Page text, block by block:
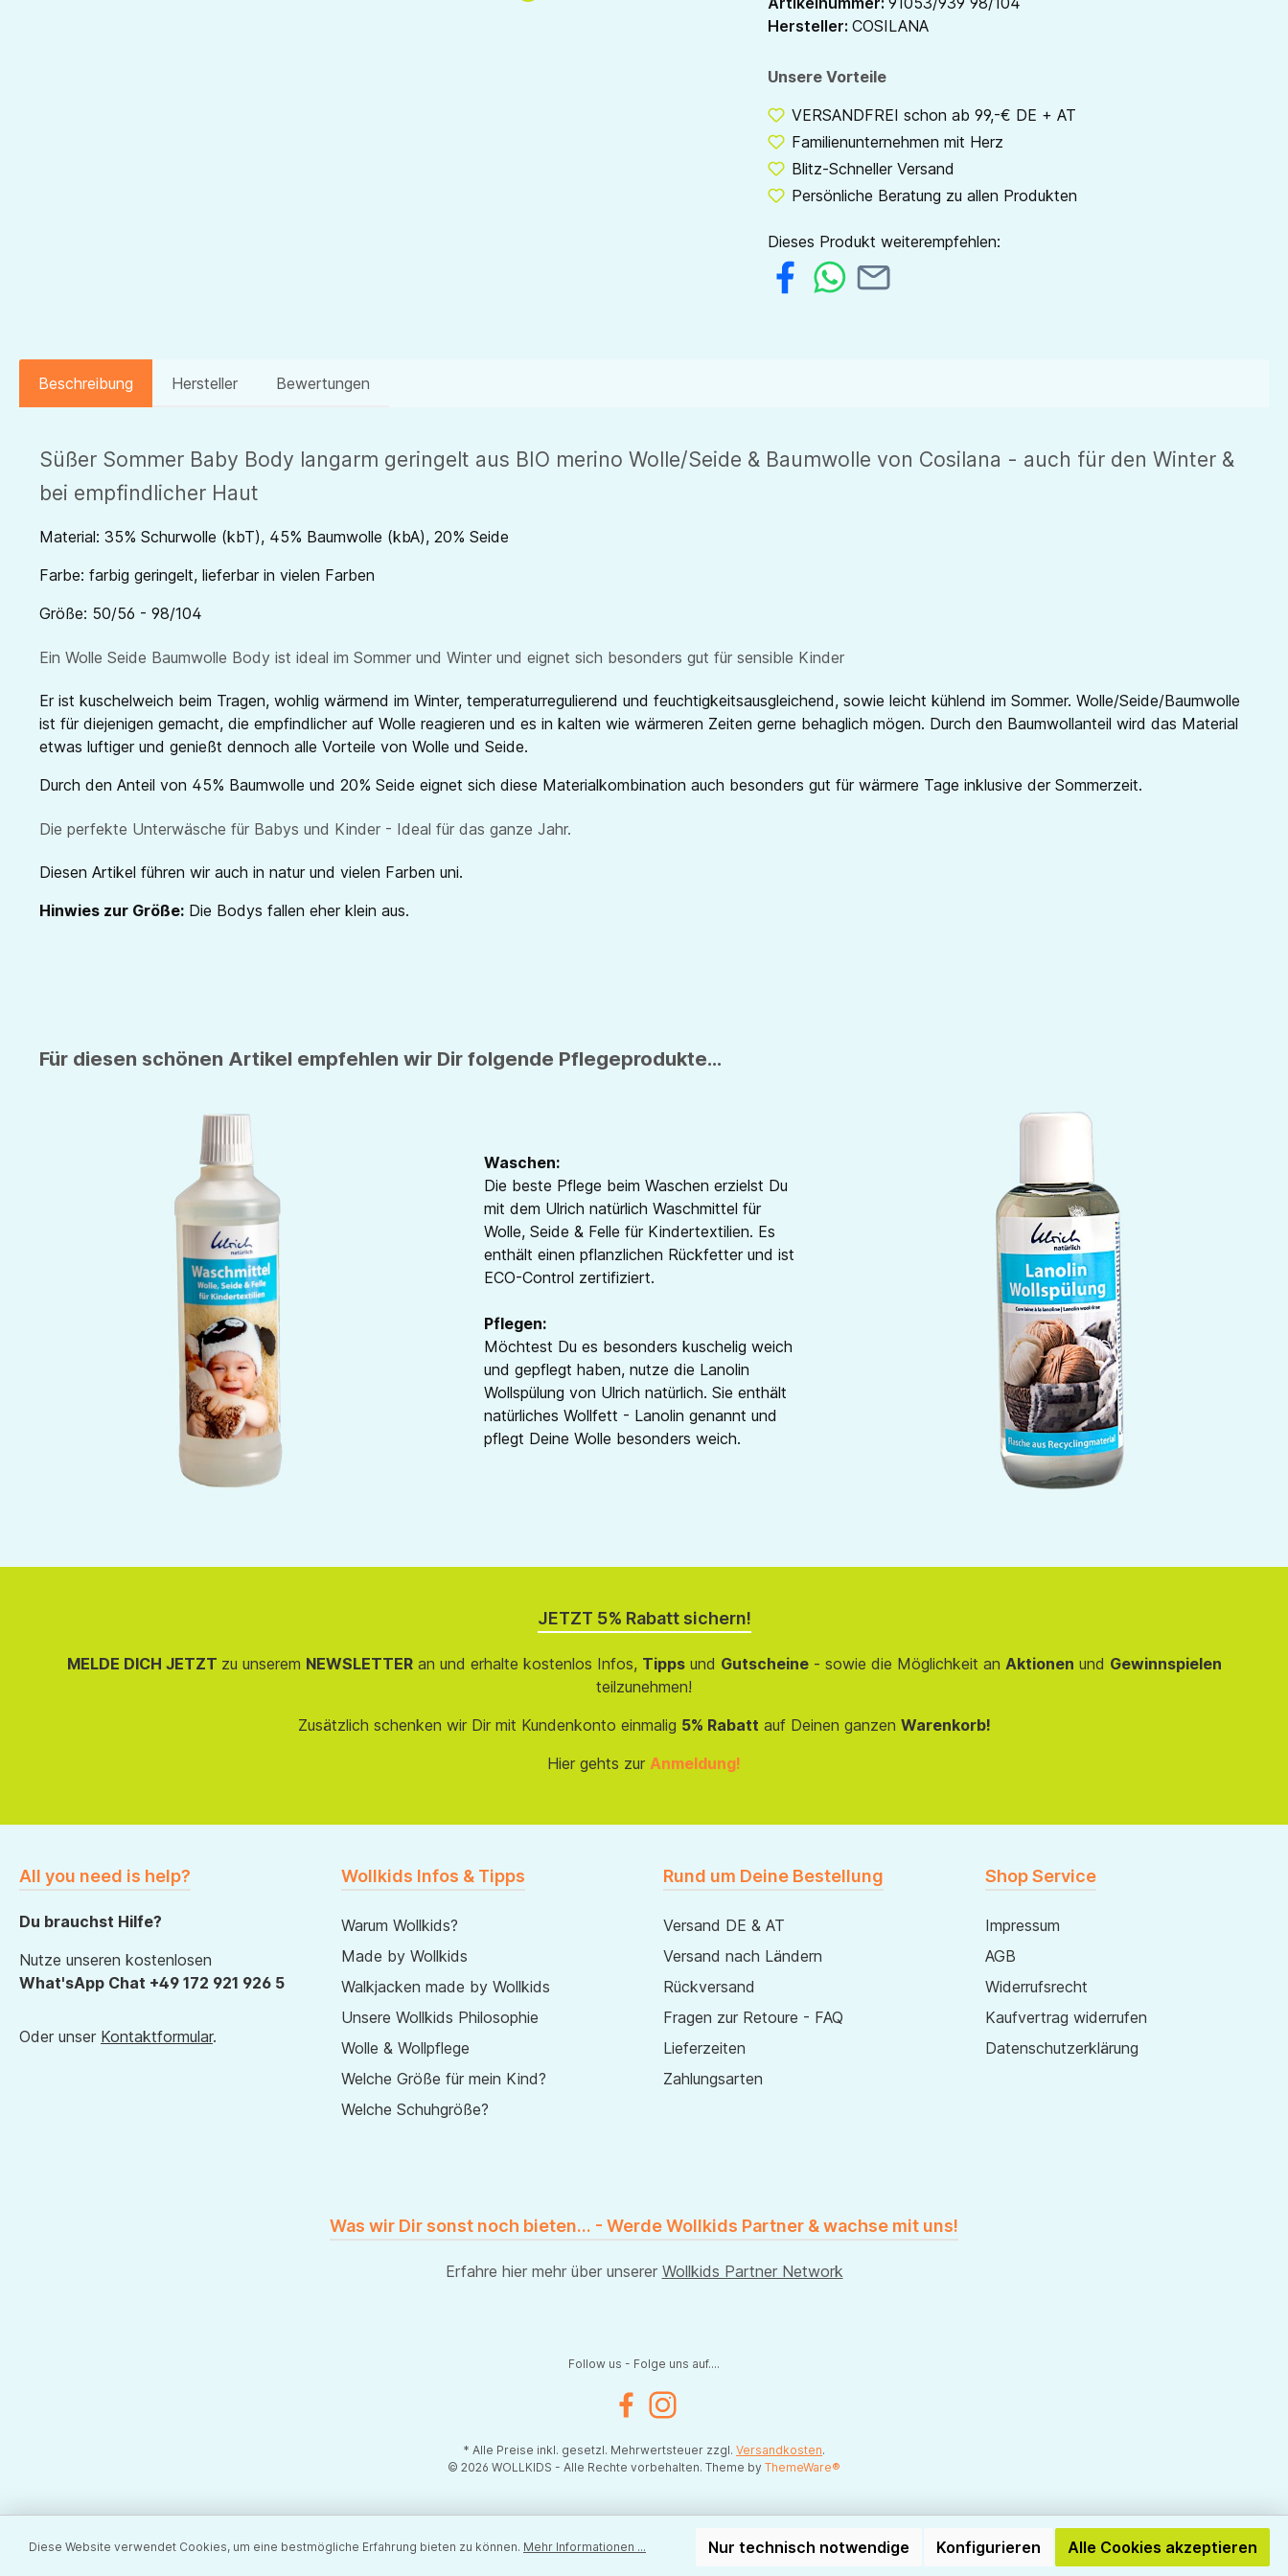
Hersteller: COSILANA
Unsere Vorteile
VERSANDFREI schon ab 99,-€ DE + AT
Familienunternehmen mit Herz
Blitz-Schneller Versand
Persönliche Beratung zu allen Produkten
Dieses Produkt weiterempfehlen:
Beschreibung Hersteller Bewertungen
Süßer Sommer Baby Body langarm geringelt aus BIO merino Wolle/Seide & Baumwolle von Cosilana - auch für den Winter &
bei empfindlicher Haut
Material: 35% Schurwolle (kbT), 45% Baumwolle (kbA), 20% Seide
Farbe: farbig geringelt, lieferbar in vielen Farben
Größe: 50/56 - 98/104
Ein Wolle Seide Baumwolle Body ist ideal im Sommer und Winter und eignet sich besonders gut für sensible Kinder
Er ist kuschelweich beim Tragen, wohlig wärmend im Winter, temperaturregulierend und feuchtigkeitsausgleichend, sowie leicht kühlend im Sommer. Wolle/Seide/Baumwolle
ist für diejenigen gemacht, die empfindlicher auf Wolle reagieren und es in kalten wie wärmeren Zeiten gerne behaglich mögen. Durch den Baumwollanteil wird das Material
etwas luftiger und genießt dennoch alle Vorteile von Wolle und Seide.
Durch den Anteil von 45% Baumwolle und 20% Seide eignet sich diese Materialkombination auch besonders gut für wärmere Tage inklusive der Sommerzeit.
Die perfekte Unterwäsche für Babys und Kinder - Ideal für das ganze Jahr.
Diesen Artikel führen wir auch in natur und vielen Farben uni.
Hinwies zur Größe: Die Bodys fallen eher klein aus.
Für diesen schönen Artikel empfehlen wir Dir folgende Pflegeprodukte...
Waschen:
Die beste Pflege beim Waschen erzielst Du
mit dem Ulrich natürlich Waschmittel für
Wolle, Seide & Felle für Kindertextilien. Es
enthält einen pflanzlichen Rückfetter und ist
ECO-Control zertifiziert.
Pflegen:
Möchtest Du es besonders kuschelig weich
und gepflegt haben, nutze die Lanolin
Wollspülung von Ulrich natürlich. Sie enthält
natürliches Wollfett - Lanolin genannt und
pflegt Deine Wolle besonders weich.
JETZT 5% Rabatt sichern!
MELDE DICH JETZT zu unserem NEWSLETTERan und erhalte kostenlos Infos, Tippsund Gutscheine- sowie die Möglichkeit an Aktionen und Gewinnspielen
teilzunehmen!
Zusätzlich schenken wir Dir mit Kundenkonto einmalig 5% Rabatt auf Deinen ganzen Warenkorb!
Hier gehts zur Anmeldung!
All you need is help?
Du brauchst Hilfe?
Nutze unseren kostenlosen
What'sApp Chat +49 172 921 926 5
Oder unser Kontaktformular.
Wollkids Infos & Tipps
Warum Wollkids?
Made by Wollkids
Walkjacken made by Wollkids
Unsere Wollkids Philosophie
Wolle & Wollpflege
Welche Größe für mein Kind?
Welche Schuhgröße?
Rund um Deine Bestellung
Versand DE & AT
Versand nach Ländern
Rückversand
Fragen zur Retoure - FAQ
Lieferzeiten
Zahlungsarten
Shop Service
Impressum
AGB
Widerrufsrecht
Kaufvertrag widerrufen
Datenschutzerklärung
Was wir Dir sonst noch bieten... - Werde Wollkids Partner & wachse mit uns!
Erfahre hier mehr über unserer Wollkids Partner Network
Follow us - Folge uns auf....
FacebookInstagram
* Alle Preise inkl. gesetzl. Mehrwertsteuer zzgl. Versandkosten.
© 2026 WOLLKIDS - Alle Rechte vorbehalten. Theme by ThemeWare®
Diese Website verwendet Cookies, um eine bestmögliche Erfahrung bieten zu können. Mehr Informationen ... Nur technisch notwendige Konfigurieren Alle Cookies akzeptieren